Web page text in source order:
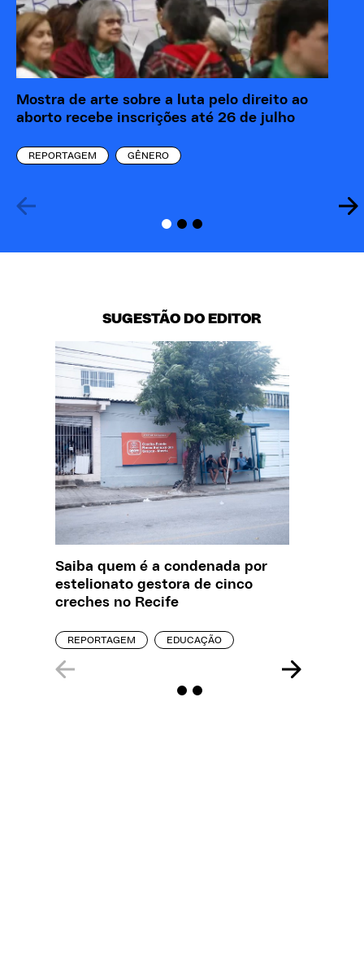
Mostra de arte sobre a luta pelo direito ao
aborto recebe inscrições até 26 de julho
REPORTAGEM GÊNERO
SUGESTÃO DO EDITOR
Saiba quem é a condenada por
estelionato gestora de cinco
creches no Recife
REPORTAGEM EDUCAÇÃO